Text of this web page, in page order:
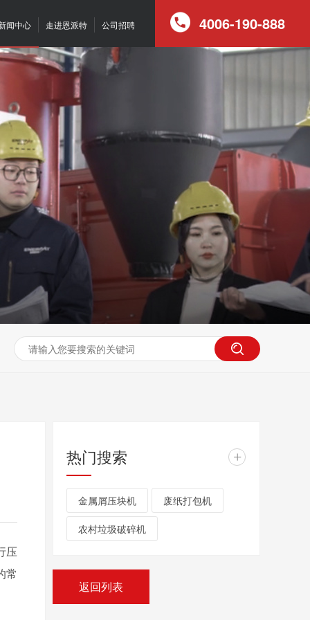
4006-190-888
闻中心 走进恩派特 公司招聘
压
常
热门搜索 +
金属屑压块机 废纸打包机
农村垃圾破碎机
返回列表